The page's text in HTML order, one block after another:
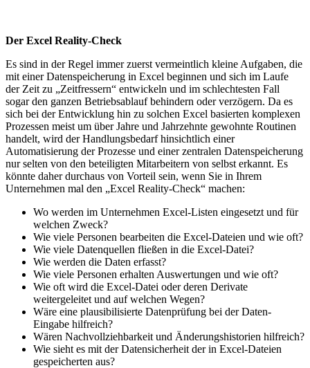
Der Excel Reality-Check
Es sind in der Regel immer zuerst vermeintlich kleine Aufgaben, die
mit einer Datenspeicherung in Excel beginnen und sich im Laufe
der Zeit zu „Zeitfressern“ entwickeln und im schlechtesten Fall
sogar den ganzen Betriebsablauf behindern oder verzögern. Da es
sich bei der Entwicklung hin zu solchen Excel basierten komplexen
Prozessen meist um über Jahre und Jahrzehnte gewohnte Routinen
handelt, wird der Handlungsbedarf hinsichtlich einer
Automatisierung der Prozesse und einer zentralen Datenspeicherung
nur selten von den beteiligten Mitarbeitern von selbst erkannt. Es
könnte daher durchaus von Vorteil sein, wenn Sie in Ihrem
Unternehmen mal den „Excel Reality-Check“ machen:
Wo werden im Unternehmen Excel-Listen eingesetzt und für
welchen Zweck?
Wie viele Personen bearbeiten die Excel-Dateien und wie oft?
Wie viele Datenquellen fließen in die Excel-Datei?
Wie werden die Daten erfasst?
Wie viele Personen erhalten Auswertungen und wie oft?
Wie oft wird die Excel-Datei oder deren Derivate
weitergeleitet und auf welchen Wegen?
Wäre eine plausibilisierte Datenprüfung bei der Daten-
Eingabe hilfreich?
Wären Nachvollziehbarkeit und Änderungshistorien hilfreich?
Wie sieht es mit der Datensicherheit der in Excel-Dateien
gespeicherten aus?